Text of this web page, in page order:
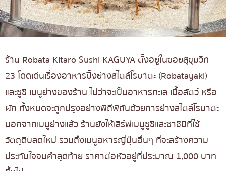
ร้าน Robata Kitaro Sushi KAGUYA ตั้งอยู่ในซอยสุขุมวิท
23 โดดเด่นเรื่องอาหารปิ้งย่างสไตล์โรบาตะ (Robatayaki)
และซูชิ เมนูย่างของร้าน ไม่ว่าจะเป็นอาหารทะเล เนื้อสัตว์ หรือ
ผัก ทั้งหมดจะถูกปรุงอย่างพิถีพิถันด้วยการย่างสไตล์โรบาตะ
นอกจากเมนูย่างแล้ว ร้านยังให้เสิร์ฟเมนูซูชิและซาชิมิที่ใช้
วัตถุดิบสดใหม่ รวมถึงเมนูอหารญี่ปุ่นอื่นๆ ที่จะสร้างความ
ประทับใจจนคำสุดท้าย ราคาต่อหัวอยู่ที่ประมาณ 1,000 บาท